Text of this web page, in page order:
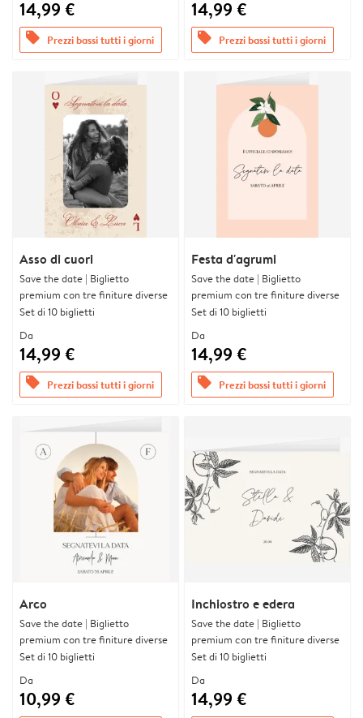
14,99 €
offers Prezzi bassi tutti i giorni
14,99 €
offers Prezzi bassi tutti i giorni
Asso di cuori
Save the date | Biglietto
premium con tre finiture diverse
Set di 10 biglietti
Da
14,99 €
offers Prezzi bassi tutti i giorni
Festa d'agrumi
Save the date | Biglietto
premium con tre finiture diverse
Set di 10 biglietti
Da
14,99 €
offers Prezzi bassi tutti i giorni
Arco
Save the date | Biglietto
premium con tre finiture diverse
Set di 10 biglietti
Da
10,99 €
Inchiostro e edera
Save the date | Biglietto
premium con tre finiture diverse
Set di 10 biglietti
Da
14,99 €